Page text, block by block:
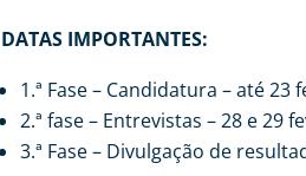
DATAS IMPORTANTES:
1.ª Fase – Candidatura – até 23
2.ª fase – Entrevistas – 28 e 29
3.ª Fase – Divulgação de